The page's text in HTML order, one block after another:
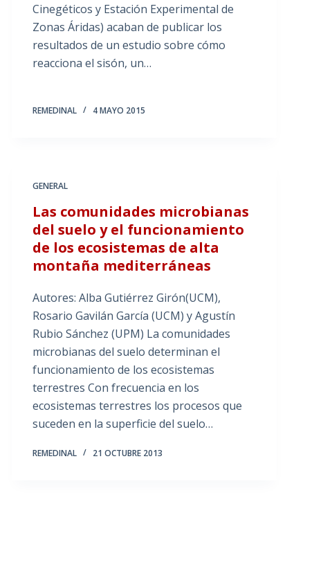
Cinegéticos y Estación Experimental de
Zonas Áridas) acaban de publicar los
resultados de un estudio sobre cómo
reacciona el sisón, un…
REMEDINAL 4 MAYO 2015
GENERAL
Las comunidades microbianas
del suelo y el funcionamiento
de los ecosistemas de alta
montaña mediterráneas
Autores: Alba Gutiérrez Girón(UCM),
Rosario Gavilán García (UCM) y Agustín
Rubio Sánchez (UPM) La comunidades
microbianas del suelo determinan el
funcionamiento de los ecosistemas
terrestres Con frecuencia en los
ecosistemas terrestres los procesos que
suceden en la superficie del suelo…
REMEDINAL 21 OCTUBRE 2013